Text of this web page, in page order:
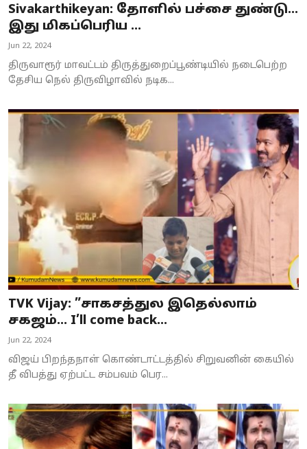
Sivakarthikeyan: தோளில் பச்சை துண்டு...
இது மிகப்பெரிய ...
Jun 22, 2024
திருவாரூர் மாவட்டம் திருத்துறைப்பூண்டியில் நடைபெற்ற
தேசிய நெல் திருவிழாவில் நடிக...
TVK Vijay: ”சாகசத்துல இதெல்லாம்
சகஜம்... I’ll come back...
Jun 22, 2024
விஜய் பிறந்தநாள் கொண்டாட்டத்தில் சிறுவனின் கையில்
தீ விபத்து ஏற்பட்ட சம்பவம் பெர...